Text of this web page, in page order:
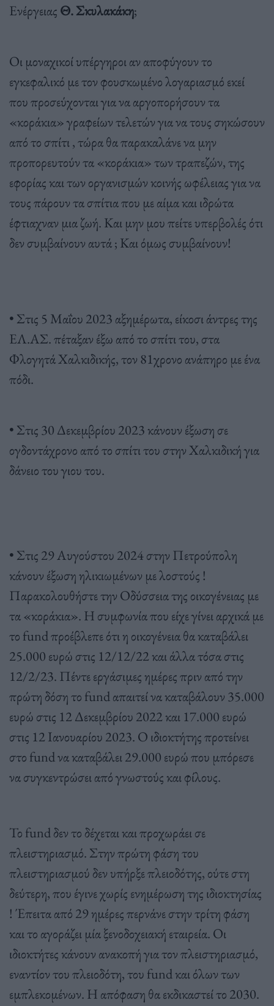
Ενέργειας Θ. Σκυλακάκη;
Οι μοναχικοί υπέργηροι αν αποφύγουν το
εγκεφαλικό με τον φουσκωμένο λογαριασμό εκεί
που προσεύχονται για να αργοπορήσουν τα
«κοράκια» γραφείων τελετών για να τους σηκώσουν
από το σπίτι , τώρα θα παρακαλάνε να μην
προπορευτούν τα «κοράκια» των τραπεζών, της
εφορίας και των οργανισμών κοινής ωφέλειας για να
τους πάρουν τα σπίτια που με αίμα και ιδρώτα
έφτιαχναν μια ζωή. Και μην μου πείτε υπερβολές ότι
δεν συμβαίνουν αυτά ; Και όμως συμβαίνουν!
• Στις 5 Μαΐου 2023 αξημέρωτα, είκοσι άντρες της
ΕΛ.ΑΣ. πέταξαν έξω από το σπίτι του, στα
Φλογητά Χαλκιδικής, τον 81χρονο ανάπηρο με ένα
πόδι.
• Στις 30 Δεκεμβρίου 2023 κάνουν έξωση σε
ογδοντάχρονο από το σπίτι του στην Χαλκιδική για
δάνειο του γιου του.
• Στις 29 Αυγούστου 2024 στην Πετρούπολη
κάνουν έξωση ηλικιωμένων με λοστούς !
Παρακολουθήστε την Οδύσσεια της οικογένειας με
τα «κοράκια». Η συμφωνία που είχε γίνει αρχικά με
το fund προέβλεπε ότι η οικογένεια θα καταβάλει
25.000 ευρώ στις 12/12/22 και άλλα τόσα στις
12/2/23. Πέντε εργάσιμες ημέρες πριν από την
πρώτη δόση το fund απαιτεί να καταβάλουν 35.000
ευρώ στις 12 Δεκεμβρίου 2022 και 17.000 ευρώ
στις 12 Ιανουαρίου 2023. Ο ιδιοκτήτης προτείνει
στο fund να καταβάλει 29.000 ευρώ που μπόρεσε
να συγκεντρώσει από γνωστούς και φίλους.
Το fund δεν το δέχεται και προχωράει σε
πλειστηριασμό. Στην πρώτη φάση του
πλειστηριασμού δεν υπήρξε πλειοδότης, ούτε στη
δεύτερη, που έγινε χωρίς ενημέρωση της ιδιοκτησίας
! Έπειτα από 29 ημέρες περνάνε στην τρίτη φάση
και το αγοράζει μία ξενοδοχειακή εταιρεία. Οι
ιδιοκτήτες κάνουν ανακοπή για τον πλειστηριασμό,
εναντίον του πλειοδότη, του fund και όλων των
εμπλεκομένων. Η απόφαση θα εκδικαστεί το 2030.